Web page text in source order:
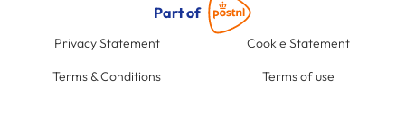
Part of
Privacy Statement Cookie Statement
Terms & Conditions Terms of use